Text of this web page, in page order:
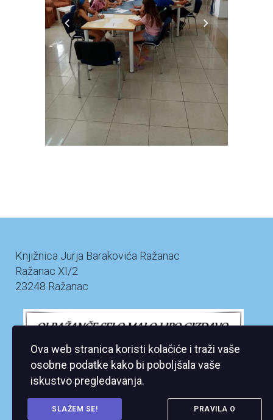
Knjižnica Jurja Barakovića Ražanac
Ražanac XI/2
23248 Ražanac
Ova web stranica koristi kolačiće i traži vaše
osobne podatke kako bi poboljšala vaše
iskustvo pregledavanja.
SLAŽEM SE! PRAVILA O